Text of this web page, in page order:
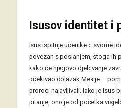
Isusov identitet i
Isus ispituje učenike o svome
povezan s poslanjem, stoga ih
kako će njegovo djelovanje
očekivao dolazak Mesije –
proroci najavljivali. Iako je Isus
pitanje, ono je od početka